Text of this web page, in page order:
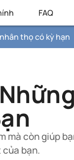
FAQ
thọ có kỳ hạn
mà còn giúp
bạn.